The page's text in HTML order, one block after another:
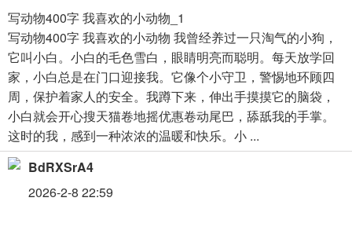
写动物400字 我喜欢的小动物_1
写动物400字 我喜欢的小动物 我曾经养过一只淘气的小狗，
它叫小白。小白的毛色雪白，眼睛明亮而聪明。每天放学回
家，小白总是在门口迎接我。它像个小守卫，警惕地环顾四
周，保护着家人的安全。我蹲下来，伸出手摸摸它的脑袋，
小白就会开心搜天猫卷地摇优惠卷动尾巴，舔舐我的手掌。
这时的我，感到一种浓浓的温暖和快乐。小 ...
BdRXSrA4
2026-2-8 22:59